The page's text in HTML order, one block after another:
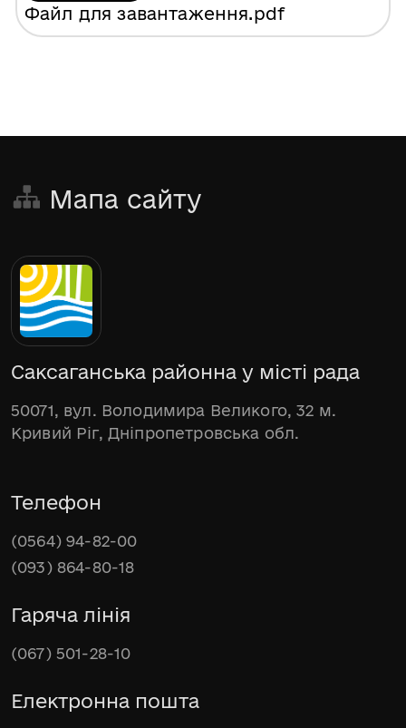
Файл для завантаження.pdf
Мапа сайту
Саксаганська районна у місті рада
50071, вул. Володимира Великого, 32 м.
Кривий Ріг, Дніпропетровська обл.
Телефон
(0564) 94-82-00
(093) 864-80-18
Гаряча лінія
(067) 501-28-10
Електронна пошта